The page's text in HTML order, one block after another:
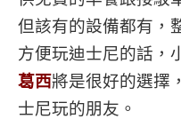
但該有的設備都有，
方便玩迪士尼的話，
葛西將是很好的選擇
士尼玩的朋友。